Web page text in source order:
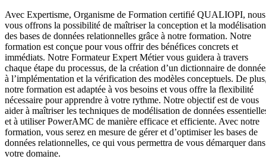
Avec Expertisme, Organisme de Formation certifié QUALIOPI, nous
vous offrons la possibilité de maîtriser la conception et la modélisation
des bases de données relationnelles grâce à notre formation. Notre
formation est conçue pour vous offrir des bénéfices concrets et
immédiats. Notre Formateur Expert Métier vous guidera à travers
chaque étape du processus, de la création d’un dictionnaire de
à l’implémentation et la vérification des modèles conceptuels. De
notre formation est adaptée à vos besoins et vous offre la flexibilité
nécessaire pour apprendre à votre rythme. Notre objectif est de vous
aider à maîtriser les techniques de modélisation de données
et à utiliser PowerAMC de manière efficace et efficiente. Avec notre
formation, vous serez en mesure de gérer et d’optimiser les bases de
données relationnelles, ce qui vous permettra de vous démarquer dans
votre domaine.